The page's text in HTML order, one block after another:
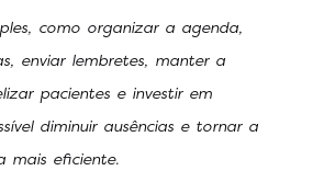
como organizar a agenda,
enviar lembretes, manter a
pacientes e investir em
diminuir ausências e tornar a
mais eficiente.